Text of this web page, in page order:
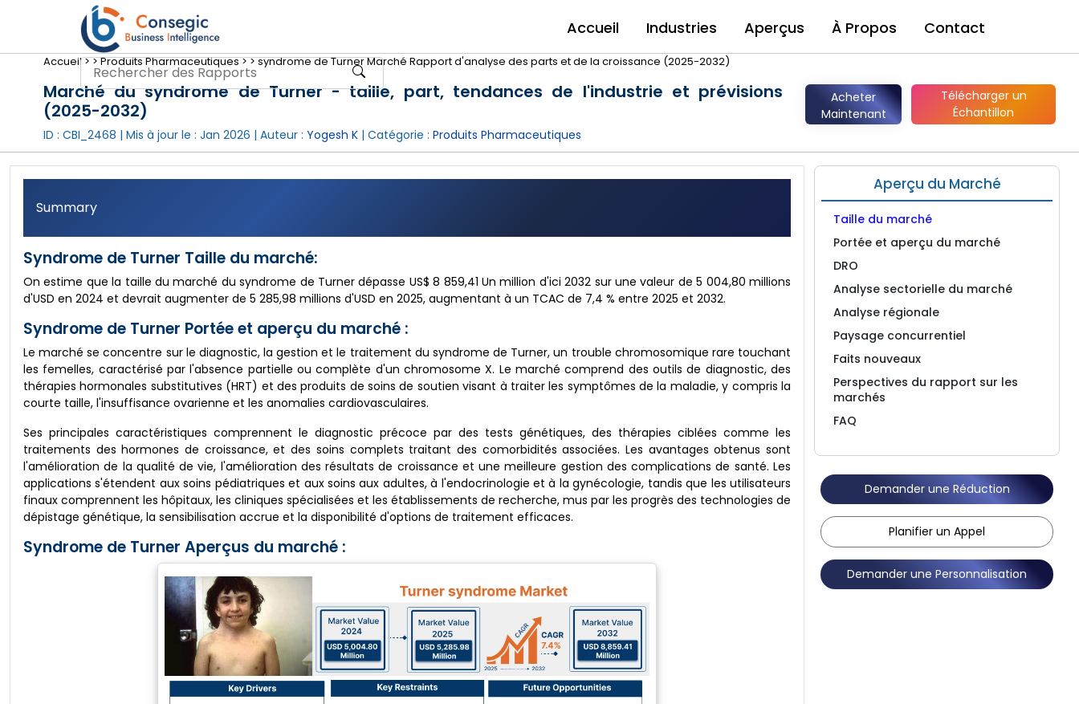
Accueil Industries Aperçus À Propos Contact
Accueil >>Produits Pharmaceutiques >>syndrome de Turner Marché Rapport d'analyse des parts et de la croissance (2025-2032)
Marché du syndrome de Turner - taille, part, tendances de l'industrie et prévisions
(2025-2032)
ID : CBI_2468 | Mis à jour le : Jan 2026 | Auteur : Yogesh K| Catégorie : Produits Pharmaceutiques
Acheter
Maintenant
Télécharger un
Échantillon
Summary
Syndrome de Turner Taille du marché:
On estime que la taille du marché du syndrome de Turner dépasse US$ 8 859,41 Un million d'ici 2032 sur une valeur de 5 004,80 millions
d'USD en 2024 et devrait augmenter de 5 285,98 millions d'USD en 2025, augmentant à un TCAC de 7,4 % entre 2025 et 2032.
Syndrome de Turner Portée et aperçu du marché :
Le marché se concentre sur le diagnostic, la gestion et le traitement du syndrome de Turner, un trouble chromosomique rare touchant
les femelles, caractérisé par l'absence partielle ou complète d'un chromosome X. Le marché comprend des outils de diagnostic, des
thérapies hormonales substitutives (HRT) et des produits de soins de soutien visant à traiter les symptômes de la maladie, y compris la
courte taille, l'insuffisance ovarienne et les anomalies cardiovasculaires.
Ses principales caractéristiques comprennent le diagnostic précoce par des tests génétiques, des thérapies ciblées comme les
traitements des hormones de croissance, et des soins complets traitant des comorbidités associées. Les avantages obtenus sont
l'amélioration de la qualité de vie, l'amélioration des résultats de croissance et une meilleure gestion des complications de santé. Les
applications s'étendent aux soins pédiatriques et aux soins aux adultes, à l'endocrinologie et à la gynécologie, tandis que les utilisateurs
finaux comprennent les hôpitaux, les cliniques spécialisées et les établissements de recherche, mus par les progrès des technologies de
dépistage génétique, la sensibilisation accrue et la disponibilité d'options de traitement efficaces.
Syndrome de Turner Aperçus du marché :
Aperçu du Marché
Taille du marché
Portée et aperçu du marché
DRO
Analyse sectorielle du marché
Analyse régionale
Paysage concurrentiel
Faits nouveaux
Perspectives du rapport sur les
marchés
FAQ
Demander une Réduction
Planifier un Appel
Demander une Personnalisation